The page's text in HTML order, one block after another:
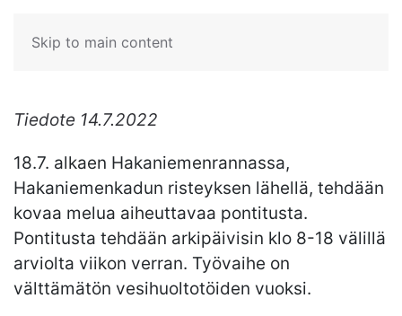
Skip to main content
Tiedote 14.7.2022
18.7. alkaen Hakaniemenrannassa,
Hakaniemenkadun risteyksen lähellä, tehdään
kovaa melua aiheuttavaa pontitusta.
Pontitusta tehdään arkipäivisin klo 8-18 välillä
arviolta viikon verran. Työvaihe on
välttämätön vesihuoltotöiden vuoksi.